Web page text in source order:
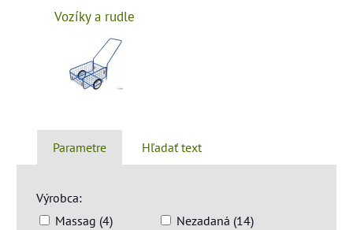
Vozíky a rudle
Parametre Hľadať text
Výrobca:
Massag (4)
Nezadaná (14)